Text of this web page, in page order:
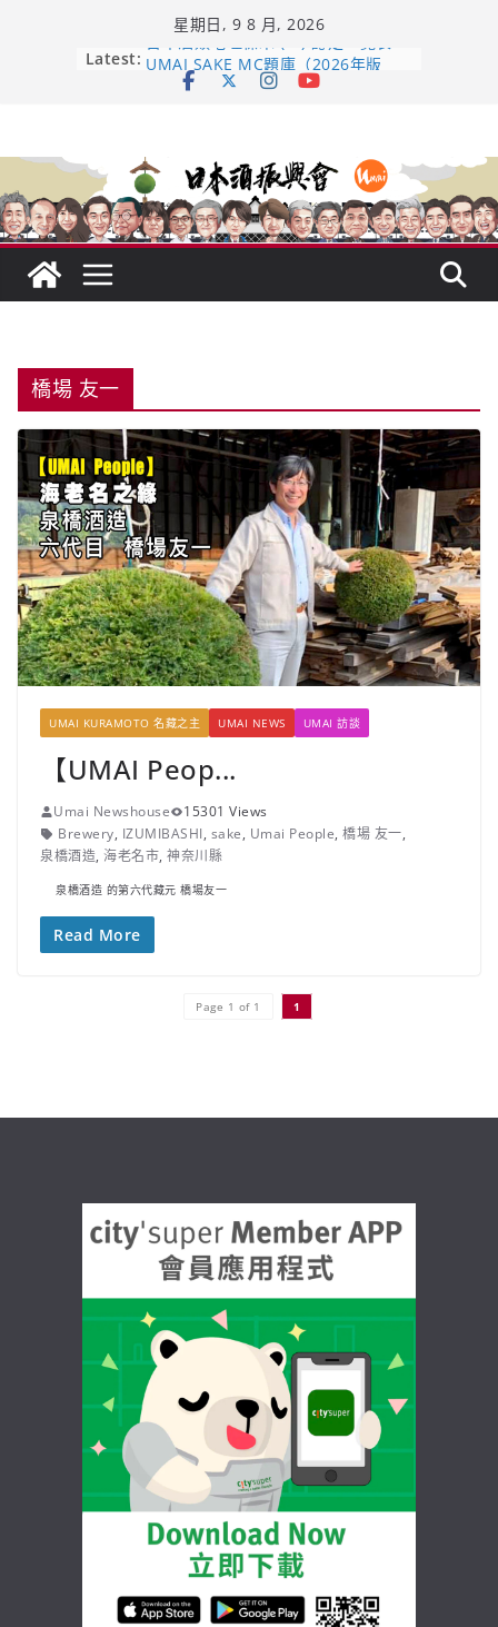
星期日, 9 8 月, 2026
Latest: 日本酒類地理標示 (GI) 認定一覽表
UMAI SAKE MC題庫（2026年版
Lite）
市場！梅乃宿上市背後的密碼
龜之井酒造：口說上手 – 山形純米大
吟釀的堅持與傳承 ～ くどき上手
橋場 友一
UMAI KURAMOTO 名藏之主 UMAI NEWS UMAI 訪談
【UMAI Peop...
Umai Newshouse
15301 Views
Brewery, IZUMIBASHI, sake, Umai People, 橋場 友一,
泉橋酒造, 海老名市, 神奈川縣
泉橋酒造 的第六代藏元 橋場友一
Read More
Page 1 of 1 1